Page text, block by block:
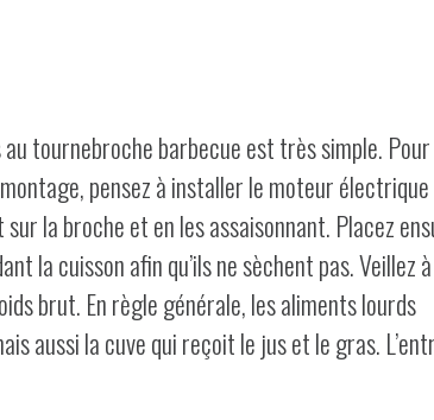
tournebroche barbecue est très simple. Pour
pensez à installer le moteur électrique
la broche et en les assaisonnant. Placez
la cuisson afin qu’ils ne sèchent pas. Veillez
brut. En règle générale, les aliments lourds
aussi la cuve qui reçoit le jus et le gras.